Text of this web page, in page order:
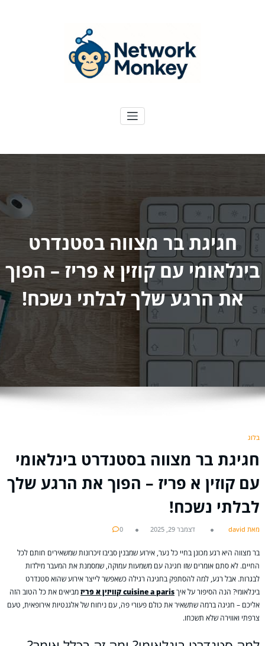
חגיגת בר מצווה בסטנדרט
בינלאומי עם קוזין א פריז – הפוך
את הרגע שלך לבלתי נשכח!
בלוג
חגיגת בר מצווה בסטנדרט בינלאומי
עם קוזין א פריז – הפוך את הרגע שלך
לבלתי נשכח!
מאת david דצמבר 29, 2025 0
בר מצווה היא רגע מכונן בחיי כל נער, אירוע שמבנין סביבו זיכרונות שמשאירים חותם לכל
החיים. לא סתם אומרים שזו חגיגה עם משמעות עמוקה, שמסמנת את המעבר מילדות
לבגרות. אבל רגע, למה להסתפק בחגיגה רגילה כשאפשר לייצר אירוע שהוא סטנדרט
בינלאומי? הנה הסיפור על איךcuisine a paris קוויזין א פריז
מביאים את כל הטוב הזה
אליכם – חגיגה ברמה שתשאיר את כולם פעורי פה, עם ניחוח של אלגנטיות אירופאית, טעם
צרפתי ואווירה שלא תשכחו.